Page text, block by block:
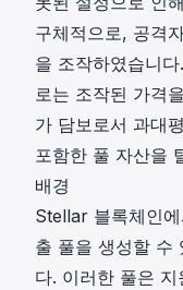
구체적으로, 공격
을 조작하였습니
로는 조작된 가격
가 담보로서 과대
포함한 풀 자산을
배경
Stellar 블록체인
출 풀을 생성할 수
다. 이러한 풀은